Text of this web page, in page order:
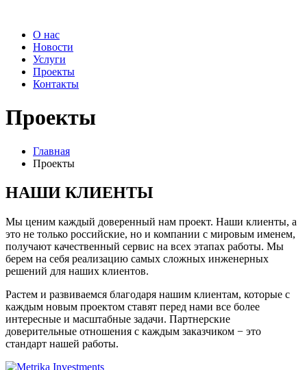
О нас
Новости
Услуги
Проекты
Контакты
Проекты
Главная
Проекты
НАШИ КЛИЕНТЫ
Мы ценим каждый доверенный нам проект. Наши клиенты, а
это не только российские, но и компании с мировым именем,
получают качественный сервис на всех этапах работы. Мы
берем на себя реализацию самых сложных инженерных
решений для наших клиентов.
Растем и развиваемся благодаря нашим клиентам, которые с
каждым новым проектом ставят перед нами все более
интересные и масштабные задачи. Партнерские
доверительные отношения с каждым заказчиком − это
стандарт нашей работы.